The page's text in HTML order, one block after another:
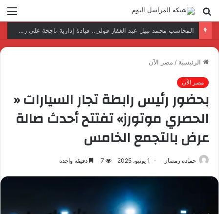
بحث
عن
نتائج إيجابية بعد زيارة وفد الجامعة المصرية النتائج إيجابية بعد زيارة وفد الجامعة المصرية الروسية لمصنع الإلكترونياتروسية لمصنع الإلكترونيات
الرئيسية / مصر الآن
مصر الآن
بحضور رئيس رابطة تجار السيارات «
الحصري موتورز» تفتتح أحدث صالة
عرض بالتجمع الخامس
حماده رمضان 1 يونيو، 2025 7 دقيقة واحدة